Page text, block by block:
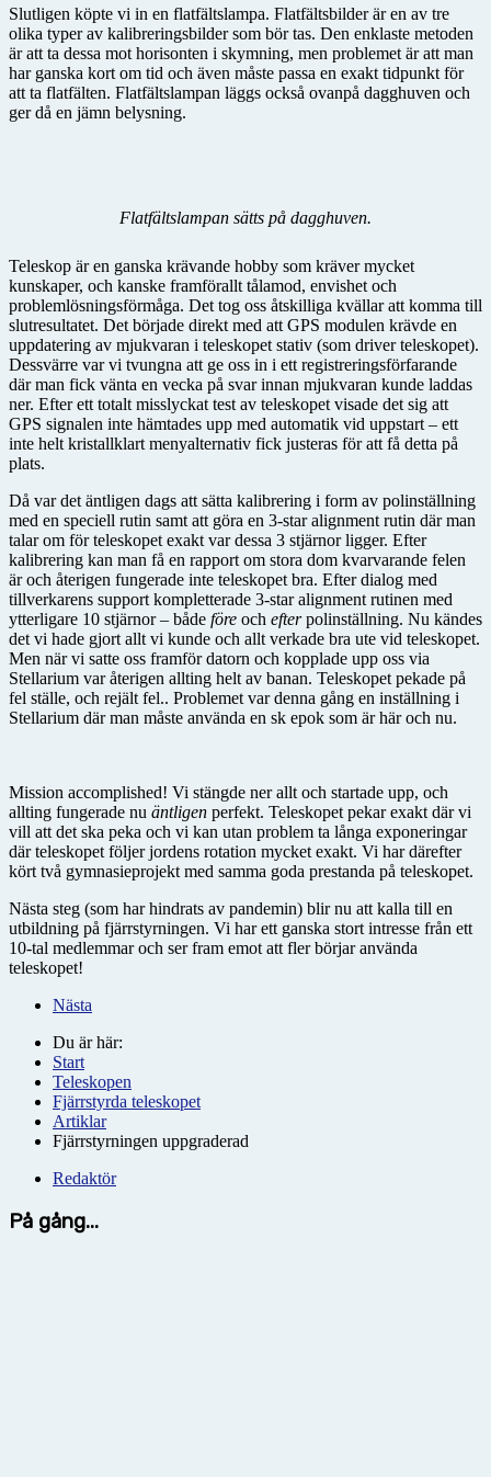
Slutligen köpte vi in en flatfältslampa. Flatfältsbilder är en av tre
olika typer av kalibreringsbilder som bör tas. Den enklaste metoden
är att ta dessa mot horisonten i skymning, men problemet är att man
har ganska kort om tid och även måste passa en exakt tidpunkt för
att ta flatfälten. Flatfältslampan läggs också ovanpå dagghuven och
ger då en jämn belysning.
Flatfältslampan sätts på dagghuven.
Teleskop är en ganska krävande hobby som kräver mycket
kunskaper, och kanske framförallt tålamod, envishet och
problemlösningsförmåga. Det tog oss åtskilliga kvällar att komma till
slutresultatet. Det började direkt med att GPS modulen krävde en
uppdatering av mjukvaran i teleskopet stativ (som driver teleskopet).
Dessvärre var vi tvungna att ge oss in i ett registreringsförfarande
där man fick vänta en vecka på svar innan mjukvaran kunde laddas
ner. Efter ett totalt misslyckat test av teleskopet visade det sig att
GPS signalen inte hämtades upp med automatik vid uppstart – ett
inte helt kristallklart menyalternativ fick justeras för att få detta på
plats.
Då var det äntligen dags att sätta kalibrering i form av polinställning
med en speciell rutin samt att göra en 3-star alignment rutin där man
talar om för teleskopet exakt var dessa 3 stjärnor ligger. Efter
kalibrering kan man få en rapport om stora dom kvarvarande felen
är och återigen fungerade inte teleskopet bra. Efter dialog med
tillverkarens support kompletterade 3-star alignment rutinen med
ytterligare 10 stjärnor – både före och efterpolinställning. Nu kändes
det vi hade gjort allt vi kunde och allt verkade bra ute vid teleskopet.
Men när vi satte oss framför datorn och kopplade upp oss via
Stellarium var återigen allting helt av banan. Teleskopet pekade på
fel ställe, och rejält fel.. Problemet var denna gång en inställning i
Stellarium där man måste använda en sk epok som är här och nu.
Mission accomplished! Vi stängde ner allt och startade upp, och
allting fungerade nu äntligen perfekt. Teleskopet pekar exakt där vi
vill att det ska peka och vi kan utan problem ta långa exponeringar
där teleskopet följer jordens rotation mycket exakt. Vi har därefter
kört två gymnasieprojekt med samma goda prestanda på teleskopet.
Nästa steg (som har hindrats av pandemin) blir nu att kalla till en
utbildning på fjärrstyrningen. Vi har ett ganska stort intresse från ett
10-tal medlemmar och ser fram emot att fler börjar använda
teleskopet!
Nästa
Du är här:
Start
Teleskopen
Fjärrstyrda teleskopet
Artiklar
Fjärrstyrningen uppgraderad
Redaktör
På gång...